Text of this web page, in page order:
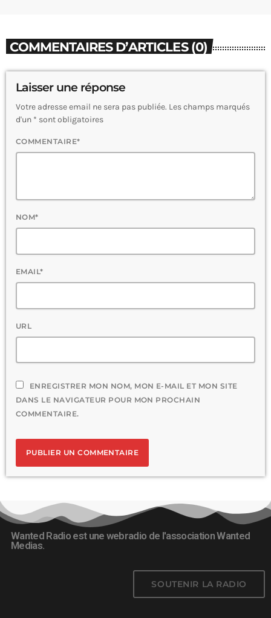
COMMENTAIRES D’ARTICLES (0)
Laisser une réponse
Votre adresse email ne sera pas publiée. Les champs marqués
d'un * sont obligatoires
COMMENTAIRE*
NOM*
EMAIL*
URL
ENREGISTRER MON NOM, MON E-MAIL ET MON SITE
DANS LE NAVIGATEUR POUR MON PROCHAIN
COMMENTAIRE.
Wanted Radio est une webradio de l'association Wanted
Medias.
SOUTENIR LA RADIO